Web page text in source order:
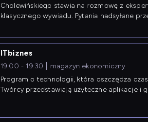
Cholewińskiego stawia na rozmowę z
klasycznego wywiadu. Pytania nadsyłane
ITbiznes
19:00 - 19:30
magazyn ekonomiczny
Program o technologii, która oszczędza
Twórcy przedstawiają użyteczne aplikacje i